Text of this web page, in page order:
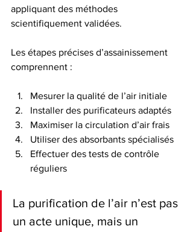
appliquant des méthodes
scientifiquement validées.
Les étapes précises d’assainissement
comprennent :
Mesurer la qualité de l’air initiale
Installer des purificateurs adaptés
Maximiser la circulation d’air frais
Utiliser des absorbants spécialisés
Effectuer des tests de contrôle
réguliers
La purification de l’air n’est pas
un acte unique, mais un